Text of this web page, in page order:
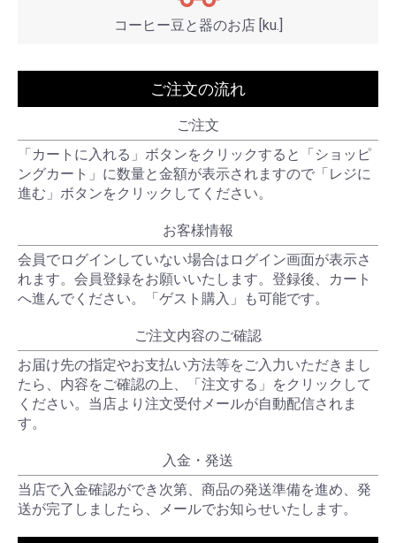
コーヒー豆と器のお店 [ku.]
ご注文の流れ
ご注文
「カートに入れる」ボタンをクリックすると「ショッピ
ングカート」に数量と金額が表示されますので「レジに
進む」ボタンをクリックしてください。
お客様情報
会員でログインしていない場合はログイン画面が表示さ
れます。会員登録をお願いいたします。登録後、カート
へ進んでください。「ゲスト購入」も可能です。
ご注文内容のご確認
お届け先の指定やお支払い方法等をご入力いただきまし
たら、内容をご確認の上、「注文する」をクリックして
ください。当店より注文受付メールが自動配信されま
す。
入金・発送
当店で入金確認ができ次第、商品の発送準備を進め、発
送が完了しましたら、メールでお知らせいたします。